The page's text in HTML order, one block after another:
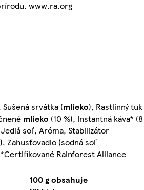
www.ra.org
srvátka (mlieko), Rastlinný tuk
mlieko (10 %), Instantná káva* (8
soľ, Aróma, Stabilizátor
Zahusťovadlo (sodná soľ
Rainforest Alliance
100 g obsahuje